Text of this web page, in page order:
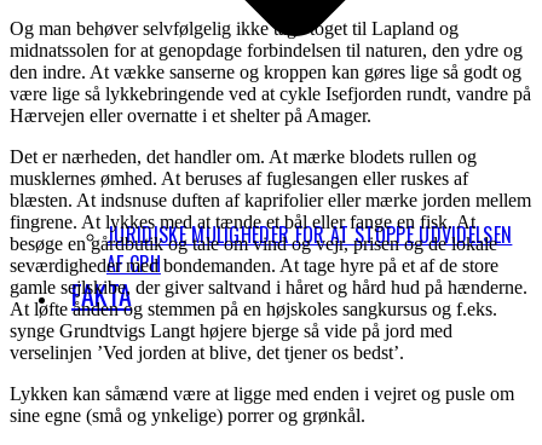
JURIDISKE MULIGHEDER FOR AT STOPPE UDVIDELSEN
AF CPH
FAKTA
Og man behøver selvfølgelig ikke tage toget til Lapland og
midnatssolen for at genopdage forbindelsen til naturen, den ydre og
den indre. At vække sanserne og kroppen kan gøres lige så godt og
være lige så lykkebringende ved at cykle Isefjorden rundt, vandre på
Hærvejen eller overnatte i et shelter på Amager.
Det er nærheden, det handler om. At mærke blodets rullen og
musklernes ømhed. At beruses af fuglesangen eller ruskes af
blæsten. At indsnuse duften af kaprifolier eller mærke jorden mellem
fingrene. At lykkes med at tænde et bål eller fange en fisk. At
besøge en gårdbutik og tale om vind og vejr, prisen og de lokale
seværdigheder med bondemanden. At tage hyre på et af de store
gamle sejlskibe, der giver saltvand i håret og hård hud på hænderne.
At løfte ånden og stemmen på en højskoles sangkursus og f.eks.
synge Grundtvigs Langt højere bjerge så vide på jord med
verselinjen ’Ved jorden at blive, det tjener os bedst’.
Lykken kan såmænd være at ligge med enden i vejret og pusle om
sine egne (små og ynkelige) porrer og grønkål.